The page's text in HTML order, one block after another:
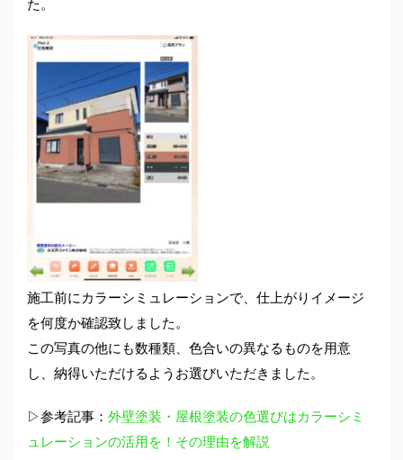
た。
施工前にカラーシミュレーションで、仕上がりイメージ
を何度か確認致しました。
この写真の他にも数種類、色合いの異なるものを用意
し、納得いただけるようお選びいただきました。
▷参考記事： 外壁塗装・屋根塗装の色選びはカラーシミ
ュレーションの活用を！その理由を解説